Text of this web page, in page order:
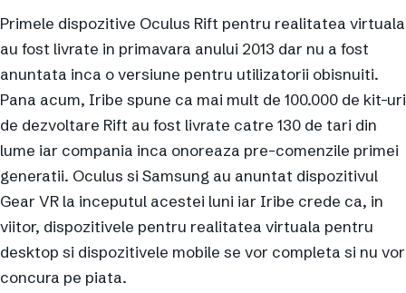
Primele dispozitive Oculus Rift pentru realitatea virtuala
au fost livrate in primavara anului 2013 dar nu a fost
anuntata inca o versiune pentru utilizatorii obisnuiti.
Pana acum, Iribe spune ca mai mult de 100.000 de kit-uri
de dezvoltare Rift au fost livrate catre 130 de tari din
lume iar compania inca onoreaza pre-comenzile primei
generatii. Oculus si Samsung au anuntat dispozitivul
Gear VR la inceputul acestei luni iar Iribe crede ca, in
viitor, dispozitivele pentru realitatea virtuala pentru
desktop si dispozitivele mobile se vor completa si nu vor
concura pe piata.